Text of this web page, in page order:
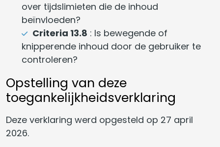
over tijdslimieten die de inhoud
beïnvloeden?
Criteria 13.8 : Is bewegende of
knipperende inhoud door de gebruiker te
controleren?
Opstelling van deze
toegankelijkheidsverklaring
Deze verklaring werd opgesteld op 27 april
2026.